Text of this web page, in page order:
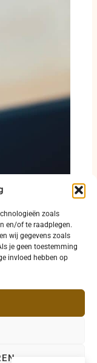
zoals
en/of te raadplegen.
wij gegevens zoals
je geen toestemming
invloed hebben op
in Marche-
waar